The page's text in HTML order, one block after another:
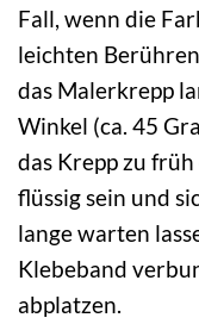
Fall, wenn die
leichten
das Malerkrepp
Winkel (ca. 45
das Krepp zu
flüssig sein und
lange warten
Klebeband
abplatzen.